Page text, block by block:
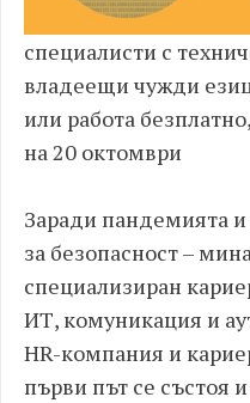
специалисти с
владеещи чужди
или работа
на 20 октомври
Заради пандемията
за безопасност –
специализиран
ИТ, комуникация и
HR-компания и
първи път се състоя